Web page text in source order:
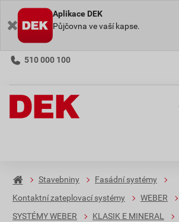
Aplikace DEK
Půjčovna ve vaší kapse.
510 000 100
Stavebniny
Fasádní systémy
Kontaktní zateplovací systémy
WEBER
SYSTÉMY WEBER
KLASIK E MINERAL